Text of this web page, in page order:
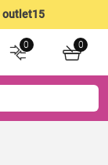
outlet15
0 0